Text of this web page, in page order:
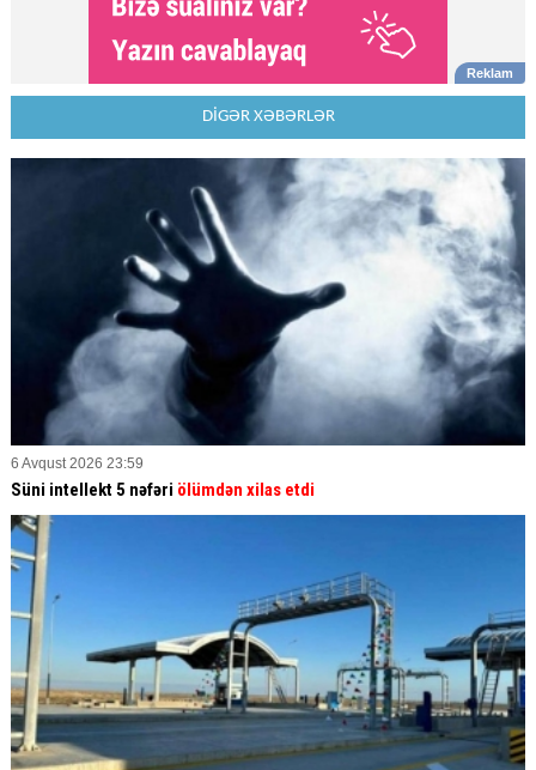
DİGƏR XƏBƏRLƏR
6 Avqust 2026 23:59
Süni intellekt 5 nəfəri ölümdən xilas etdi